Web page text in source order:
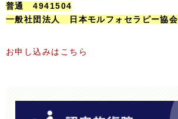
普通 4941504
一般社団法人 日本モルフォセラピー協会
お申し込みはこちら